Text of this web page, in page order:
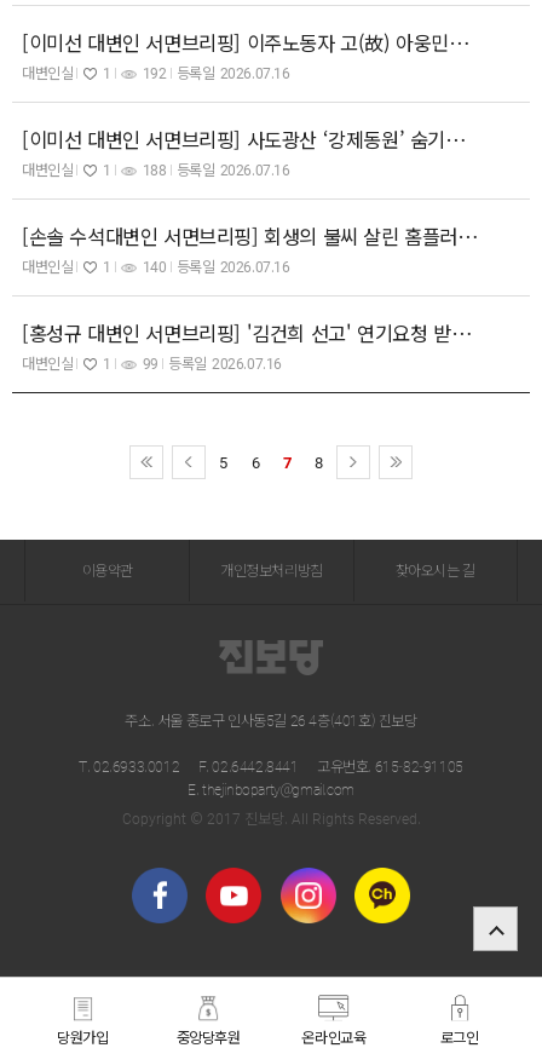
[이미선 대변인 서면브리핑] 이주노동자 고(故) 아웅민우 님의 명복을 빕니다. SK에코플랜트는 사죄하고 책임져라!
대변인실 1 192 등록일 2026.07.16
[이미선 대변인 서면브리핑] 사도광산 ‘강제동원’ 숨기는 일본, 어물쩍한 묵인 절대 안된다.
대변인실 1 188 등록일 2026.07.16
[손솔 수석대변인 서면브리핑] 회생의 불씨 살린 홈플러스, 진짜 회생은 노동자가 일터로 돌아가는 것이다.
대변인실 1 140 등록일 2026.07.16
[홍성규 대변인 서면브리핑] '김건희 선고' 연기요청 받아들인 대법원! 오는 24일, 지극히 당연하고 상식적인 판결 의심치 않는다!
대변인실 1 99 등록일 2026.07.16
5 6 7 8
이용약관 개인정보처리방침 찾아오시는 길
주소. 서울 종로구 인사동5길 26 4층(401호) 진보당
T. 02.6933.0012 F. 02.6442.8441
고유번호. 615-82-91105
E. thejinboparty@gmail.com
Copyright © 2017 진보당. All Rights Reserved.
당원가입 중앙당후원 온라인교육 로그인